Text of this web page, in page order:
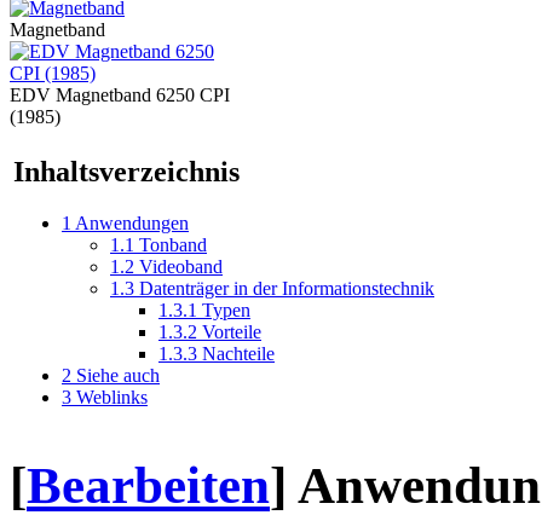
Magnetband
EDV Magnetband 6250 CPI
(1985)
Inhaltsverzeichnis
1 Anwendungen
1.1 Tonband
1.2 Videoband
1.3 Datenträger in der Informationstechnik
1.3.1 Typen
1.3.2 Vorteile
1.3.3 Nachteile
2 Siehe auch
3 Weblinks
[Bearbeiten]